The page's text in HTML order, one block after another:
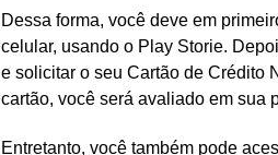
Dessa forma, você deve em
celular, usando o Play Storie.
e solicitar o seu Cartão de Crédito
cartão, você será avaliado em sua
Entretanto, você também pode